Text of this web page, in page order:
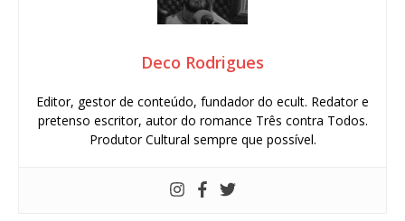
Deco Rodrigues
Editor, gestor de conteúdo, fundador do ecult. Redator e
pretenso escritor, autor do romance Três contra Todos.
Produtor Cultural sempre que possível.